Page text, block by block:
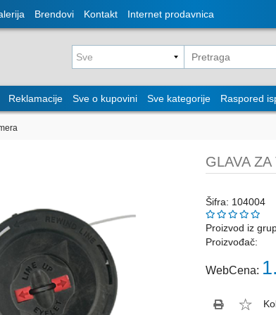
Brendovi Kontakt Internet prodavnica
Reklamacije Sve o kupovini Sve kategorije Raspored
GLAVA
Šifra: 104004
Proizvod iz
Proizvođač:
WebCena: